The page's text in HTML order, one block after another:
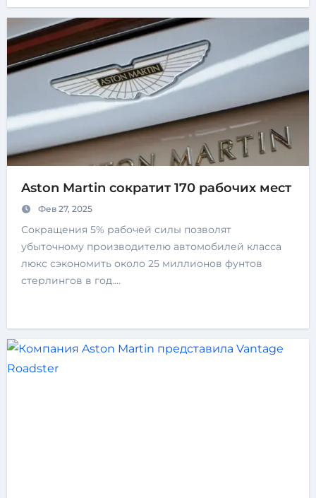
Aston Martin сократит 170 рабочих мест
Фев 27, 2025
Сокращения 5% рабочей силы позволят
убыточному производителю автомобилей класса
люкс сэкономить около 25 миллионов фунтов
стерлингов в год.…